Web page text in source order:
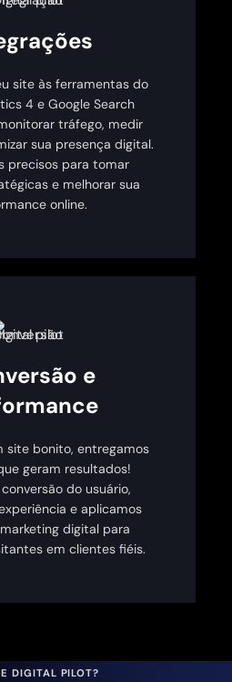
site às ferramentas do
4 e Google Search
tráfego, medir
sua presença digital.
precisos para tomar
e melhorar sua
online.
e
site bonito, entregamos
geram resultados!
do usuário,
e aplicamos
digital para
em clientes fiéis.
DIGITAL PILOT?